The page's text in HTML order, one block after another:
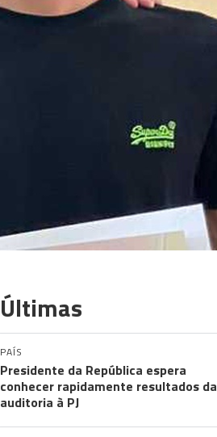
Últimas
PAÍS
Presidente da República espera
conhecer rapidamente resultados da
auditoria à PJ